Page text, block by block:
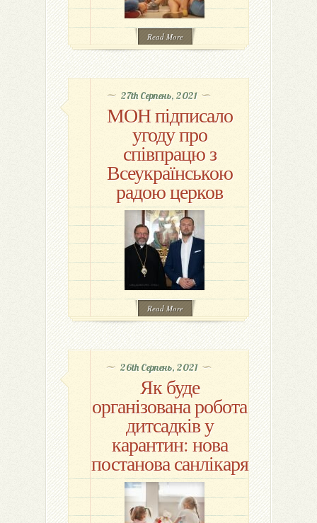
Read More
27th Серпень, 2021
МОН підписало
угоду про
співпрацю з
Всеукраїнською
радою церков
Read More
26th Серпень, 2021
Як буде
організована робота
дитсадків у
карантин: нова
постанова санлікаря